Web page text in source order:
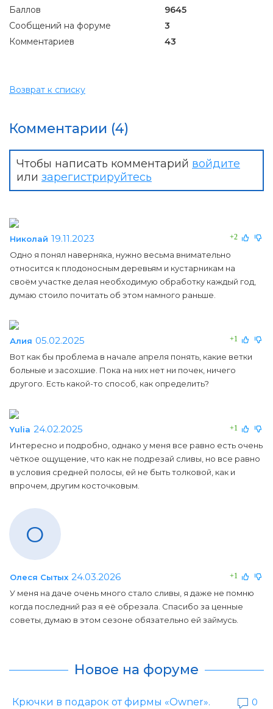
Баллов
9645
Сообщений на форуме
3
Комментариев
43
Возврат к списку
Комментарии (4)
Чтобы написать комментарий войдите
или зарегистрируйтесь
+2
Николай 19.11.2023
Одно я понял наверняка, нужно весьма внимательно
относится к плодоносным деревьям и кустарникам на
своём участке делая необходимую обработку каждый год,
думаю стоило почитать об этом намного раньше.
+1
Алия 05.02.2025
Вот как бы проблема в начале апреля понять, какие ветки
больные и засохшие. Пока на них нет ни почек, ничего
другого. Есть какой-то способ, как определить?
+1
Yulia 24.02.2025
Интересно и подробно, однако у меня все равно есть очень
чёткое ощущение, что как не подрезай сливы, но все равно
в условия средней полосы, ей не быть толковой, как и
впрочем, другим косточковым.
О
+1
Олеся Сытых 24.03.2026
У меня на даче очень много стало сливы, я даже не помню
когда последний раз я её обрезала. Спасибо за ценные
советы, думаю в этом сезоне обязательно ей займусь.
Новое на форуме
Крючки в подарок от фирмы «Owner».
0